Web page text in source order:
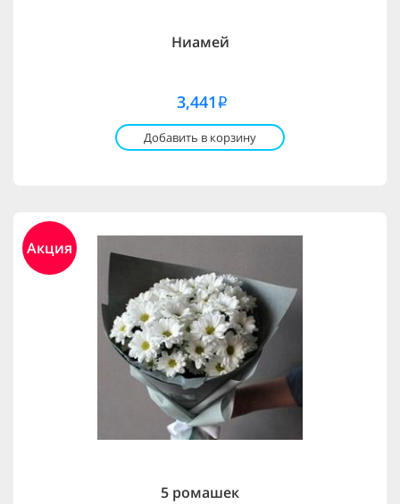
Ниамей
3,441 i
Добавить в корзину
Акция
5 ромашек